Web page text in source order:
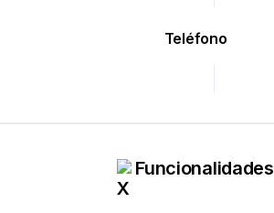
Teléfono
Funcionalidades